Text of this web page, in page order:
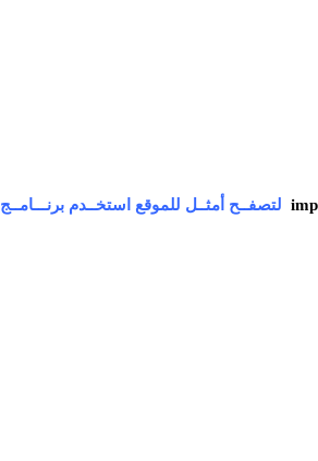
لتصفــح أمثــل للموقع استخــدم برنـــامــج